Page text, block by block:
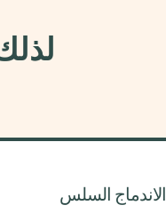
الاندماج السلس